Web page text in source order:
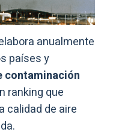
anualmente
países y
contaminación
ranking que
calidad de aire